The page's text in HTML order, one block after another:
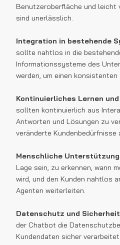
Benutzeroberfläche und leicht
sind unerlässlich.
Integration in bestehende
sollte nahtlos in die
Informationssysteme des
werden, um einen
Kontinuierliches Lernen
sollten kontinuierlich aus
Antworten und Lösungen zu
veränderte Kundenbedürfnisse
Menschliche
Lage sein, zu erkennen, wann
wird, und den Kunden nahtlos
Agenten weiterleiten.
Datenschutz und
der Chatbot die
Kundendaten sicher